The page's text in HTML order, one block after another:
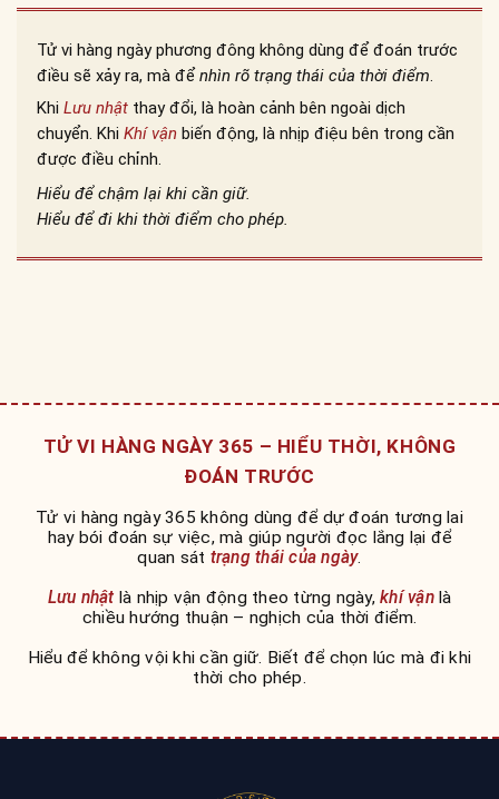
Tử vi hàng ngày phương đông không dùng để đoán trước
điều sẽ xảy ra, mà đểnhìn rõ trạng thái của thời điểm.
Khi Lưu nhật thay đổi, là hoàn cảnh bên ngoài dịch
chuyển. Khi Khí vận biến động, là nhịp điệu bên trong cần
được điều chỉnh.
Hiểu để chậm lại khi cần giữ.
Hiểu để đi khi thời điểm cho phép.
TỬ VI HÀNG NGÀY 365 – HIỂU THỜI, KHÔNG
ĐOÁN TRƯỚC
Tử vi hàng ngày 365 không dùng để dự đoán tương lai
hay bói đoán sự việc, mà giúp người đọc lắng lại để
quan sát trạng thái của ngày.
Lưu nhậtlà nhịp vận động theo từng ngày, khí vậnlà
chiều hướng thuận – nghịch của thời điểm.
Hiểu để không vội khi cần giữ. Biết để chọn lúc mà đi khi
thời cho phép.